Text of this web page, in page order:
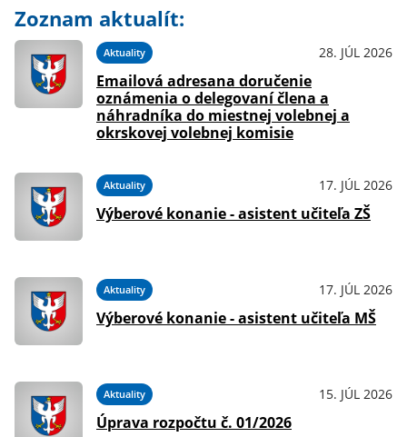
Zoznam aktualít:
Aktuality 28. JÚL 2026
Emailová adresana doručenie
oznámenia o delegovaní člena a
náhradníka do miestnej volebnej a
okrskovej volebnej komisie
Aktuality 17. JÚL 2026
Výberové konanie - asistent učiteľa ZŠ
Aktuality 17. JÚL 2026
Výberové konanie - asistent učiteľa MŠ
Aktuality 15. JÚL 2026
Úprava rozpočtu č. 01/2026